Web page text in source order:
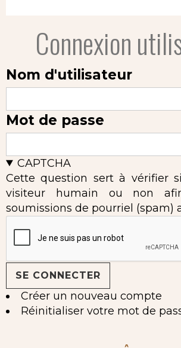
Connexion
Nom d'utilisateur
Mot de passe
CAPTCHA
Cette question sert à vérifier
visiteur humain ou non
soumissions de pourriel (spam)
Créer un nouveau compte
Réinitialiser votre mot de